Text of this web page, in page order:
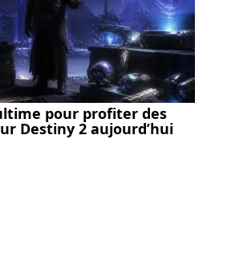
pour profiter des
Destiny 2 aujourd’hui